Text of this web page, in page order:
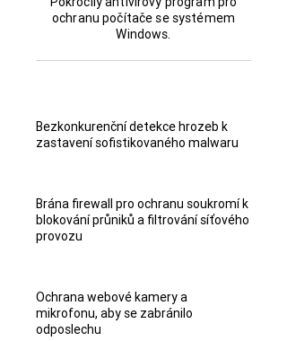
ochranu počítače se systémem
Windows.
Bezkonkurenční detekce hrozeb k
zastavení sofistikovaného malwaru
Brána firewall pro ochranu soukromí k
blokování průniků a filtrování síťového
provozu
Ochrana webové kamery a
mikrofonu, aby se zabránilo
odposlechu